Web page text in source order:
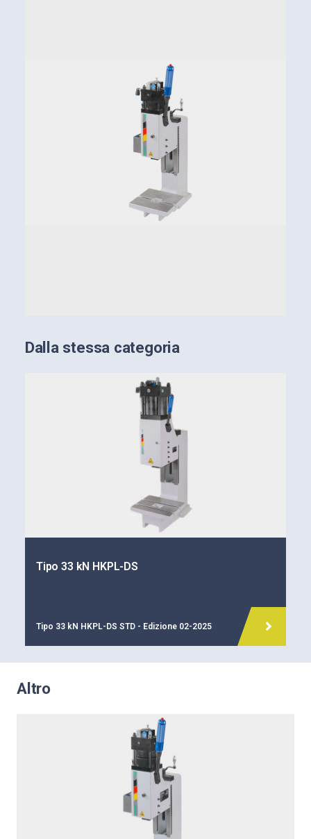
Dalla stessa categoria
Tipo 33 kN HKPL-DS
Tipo 33 kN HKPL-DS STD - Edizione 02-2025
Altro